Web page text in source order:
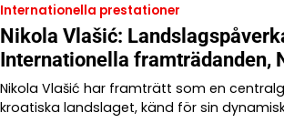
Internationella prestationer
Nikola Vlašić:
Internationella framträdanden,
Nikola Vlašić har framträtt som en
kroatiska landslaget, känd för sin